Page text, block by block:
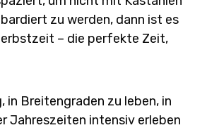
zu werden, dann ist es
– die perfekte Zeit,
in Breitengraden zu leben, in
Jahreszeiten intensiv erleben